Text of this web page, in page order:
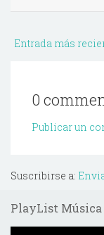
Entrada más
0
Publicar un
Suscribirse a:
PlayList Música